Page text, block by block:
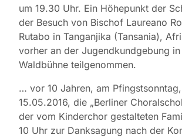
um 19.30 Uhr. Ein Höhepunkt der
der Besuch von Bischof Laureano
Rutabo in Tanganjika (Tansania),
vorher an der Jugendkundgebung
Waldbühne teilgenommen.
… vor 10 Jahren, am
15.05.2016, die „Berliner
der vom Kinderchor gestalteten
10 Uhr zur Danksagung nach der